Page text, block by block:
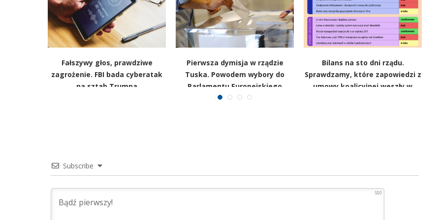
Fałszywy głos, prawdziwe
zagrożenie. FBI bada cyberatak
na sztab Trumpa
Pierwsza dymisja w rządzie
Tuska. Powodem wybory do
Parlamentu Europejskiego
Bilans na sto dni rządu.
Sprawdzamy, które zapowiedzi z
umowy koalicyjnej weszły w
Subscribe
500